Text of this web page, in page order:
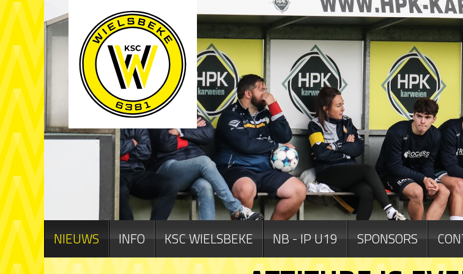
NIEUWS INFO KSC WIELSBEKE NB - IP U19 SPONSORS